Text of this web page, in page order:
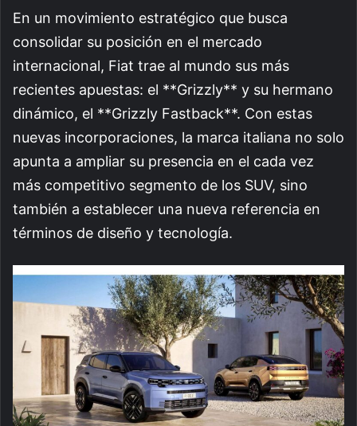
En un movimiento estratégico que busca
consolidar su posición en el mercado
internacional, Fiat trae al mundo sus más
recientes apuestas: el **Grizzly** y su hermano
dinámico, el **Grizzly Fastback**. Con estas
nuevas incorporaciones, la marca italiana no solo
apunta a ampliar su presencia en el cada vez
más competitivo segmento de los SUV, sino
también a establecer una nueva referencia en
términos de diseño y tecnología.